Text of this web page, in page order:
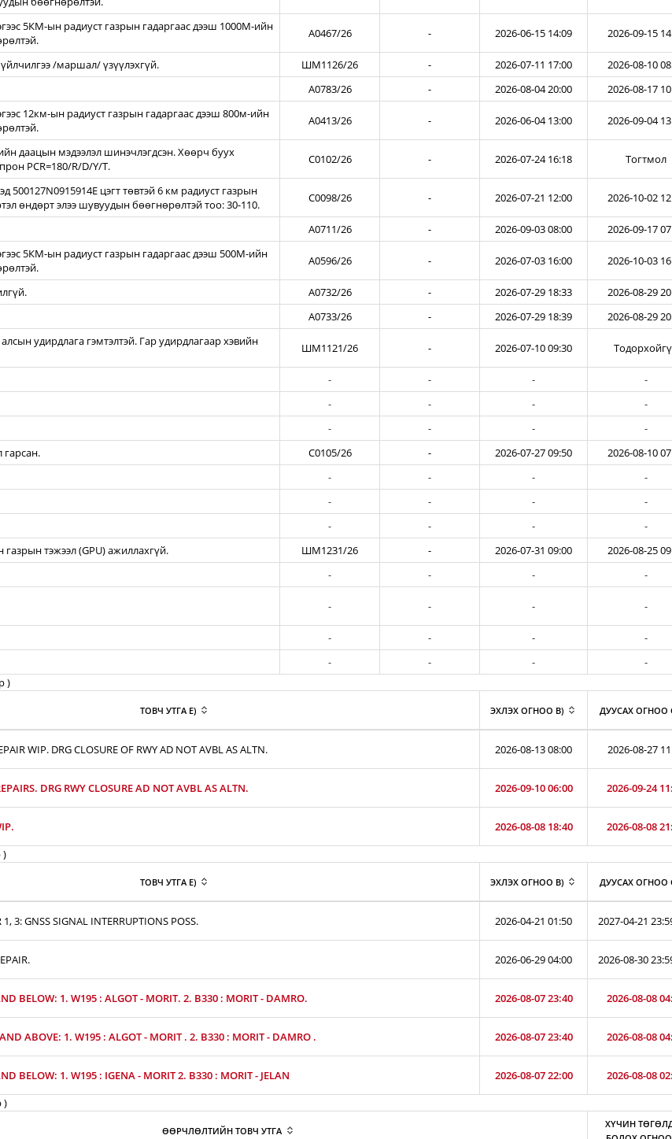
5КМ-ын радиуст газрын гадаргаас дээш 1000М-ийн
A0467/26 - 2026-06-15 14:09 2026-09-15
/маршал/ үзүүлэхгүй. ШМ1126/26 - 2026-07-11 17:00
2026-08-10
A0783/26 - 2026-08-04 20:00 2026-08-17
12км-ын радиуст газрын гадаргаас дээш 800м-ийн
A0413/26 - 2026-06-04 13:00 2026-09-04
даацын мэдээлэл шинэчлэгдсэн. Хөөрч буух
PCR=180/R/D/Y/T.
C0102/26 - 2026-07-24 16:18 Тогтмол
500127N0915914E цэгт төвтэй 6 км радиуст газрын
өндөрт элээ шувуудын бөөгнөрөлтэй тоо: 30-110.
C0098/26 - 2026-07-21 12:00 2026-10-02
A0711/26 - 2026-09-03 08:00 2026-09-17
5КМ-ын радиуст газрын гадаргаас дээш 500М-ийн
A0596/26 - 2026-07-03 16:00 2026-10-03
A0732/26 - 2026-07-29 18:33
2026-08-29
A0733/26 - 2026-07-29 18:39 2026-08-29
удирдлага гэмтэлтэй. Гар удирдлагаар хэвийн
ШМ1121/26 - 2026-07-10 09:30
- - -
-
- - -
-
- - -
-
гарсан. C0105/26 - 2026-07-27 09:50
2026-08-10
- - -
-
- - -
-
- - -
-
тэжээл (GPU) ажиллахгүй. ШМ1231/26 - 2026-07-31 09:00
2026-08-25
- - - -
- - - -
- - -
-
- - -
-
)
ТОВЧ УТГА E) ЭХЛЭХ ОГНОО B) ДУУСАХ ОГНОО
WIP. DRG CLOSURE OF RWY AD NOT AVBL AS ALTN. 2026-08-13 08:00 2026-08-27
DRG RWY CLOSURE AD NOT AVBL AS ALTN. 2026-09-10 06:00 2026-09-24
2026-08-08 18:40
2026-08-08
)
ТОВЧ УТГА E) ЭХЛЭХ ОГНОО B) ДУУСАХ ОГНОО
1, 3: GNSS SIGNAL INTERRUPTIONS POSS. 2026-04-21 01:50 2027-04-21
2026-06-29 04:00 2026-08-30
BELOW: 1. W195 : ALGOT - MORIT. 2. B330 : MORIT - DAMRO. 2026-08-07 23:40 2026-08-08
ABOVE: 1. W195 : ALGOT - MORIT . 2. B330 : MORIT - DAMRO . 2026-08-07 23:40 2026-08-08
BELOW: 1. W195 : IGENA - MORIT 2. B330 : MORIT - JELAN 2026-08-07 22:00
2026-08-08
)
ӨӨРЧЛӨЛТИЙН ТОВЧ УТГА
ХҮЧИН